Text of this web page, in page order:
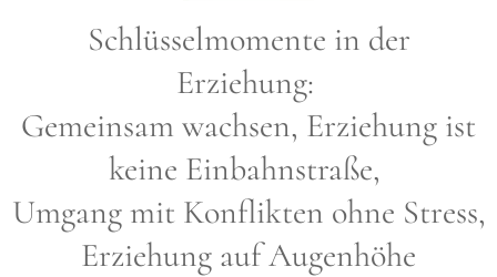
Schlüsselmomente in der
Erziehung:
Gemeinsam wachsen, Erziehung ist
keine Einbahnstraße,
Umgang mit Konflikten ohne Stress,
Erziehung auf Augenhöhe